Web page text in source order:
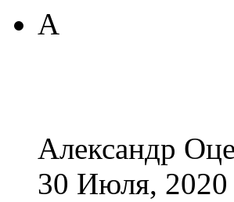
А
Александр
30 Июля, 2020